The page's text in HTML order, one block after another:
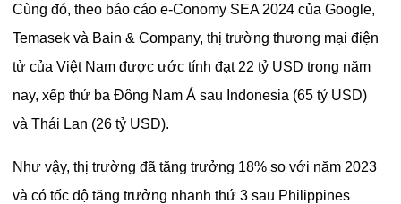
Cùng đó, theo báo cáo e-Conomy SEA 2024 của Google,
Temasek và Bain & Company, thị trường thương mại điện
tử của Việt Nam được ước tính đạt 22 tỷ USD trong năm
nay, xếp thứ ba Đông Nam Á sau Indonesia (65 tỷ USD)
và Thái Lan (26 tỷ USD).
Như vậy, thị trường đã tăng trưởng 18% so với năm 2023
và có tốc độ tăng trưởng nhanh thứ 3 sau Philippines